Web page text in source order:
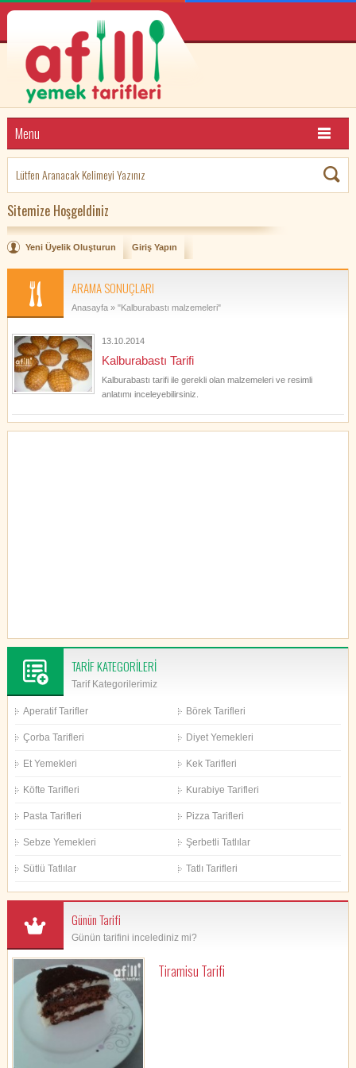
Menu
Sitemize Hoşgeldiniz
Yeni Üyelik Oluşturun Giriş Yapın
ARAMA SONUÇLARI
Anasayfa» "Kalburabastı malzemeleri"
13.10.2014
Kalburabastı Tarifi
Kalburabastı tarifi ile gerekli olan malzemeleri ve resimli
anlatımı inceleyebilirsiniz.
TARİF KATEGORİLERİ
Tarif Kategorilerimiz
Aperatif Tarifler Börek Tarifleri
Çorba Tarifleri Diyet Yemekleri
Et Yemekleri Kek Tarifleri
Köfte Tarifleri Kurabiye Tarifleri
Pasta Tarifleri Pizza Tarifleri
Sebze Yemekleri Şerbetli Tatlılar
Sütlü Tatlılar Tatlı Tarifleri
Günün Tarifi
Günün tarifini incelediniz mi?
Tiramisu Tarifi